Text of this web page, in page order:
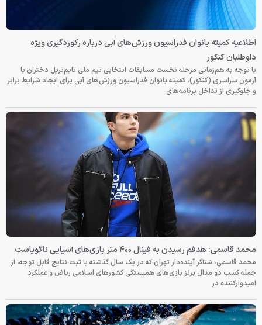
اطلاعیه کمیته بانوان فدراسیون ورزش‌های آبی درباره رکوردگیری ویژه
داوطلبان کنکور
با توجه به هم‌زمانی مرحله نخست مسابقات انتخابی تیم ملی تایم‌تریل دختران با
آزمون سراسری (کنکور)، کمیته بانوان فدراسیون ورزش‌های آبی برای ایجاد شرایط برابر
و جلوگیری از تداخل برنامه‌های
محمد قاسمی: هدفم رسیدن به فینال ۴۰۰ متر بازی‌های آسیایی ناگویاست
محمد قاسمی، شناگر آینده‌دار تهران که در یک سال گذشته با ثبت نتایج قابل توجه، از
جمله کسب دو مدال برنز بازی‌های همبستگی کشورهای اسلامی ریاض و عملکرد
امیدوارکننده در